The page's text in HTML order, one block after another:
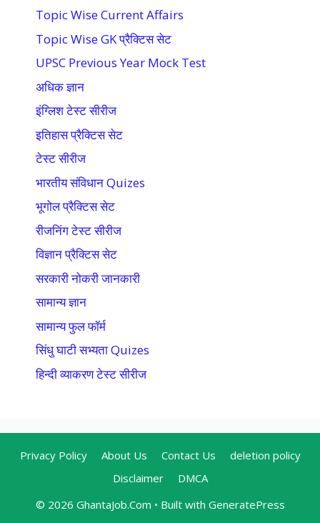
Topic Wise Current Affairs
Topic Wise GK प्रैक्टिस सेट
UPSC Previous Year Mock Test
अधिक ज्ञान
इंग्लिश टेस्ट सीरीज
इतिहास प्रैक्टिस सेट
टेस्ट सीरीज
भारतीय संविधान Quizes
भूगोल प्रैक्टिस सेट
रीजनिंग टेस्ट सीरीज
विज्ञान प्रैक्टिस सेट
सरकारी नोकरी जानकारी
सामान्य ज्ञान
सामान्य फुल फॉर्म
सिंधु घाटी सभ्यता Quizes
हिन्दी व्याकरण टेस्ट सीरीज
Privacy Policy About Us Contact Us
deletion policy
Disclaimer
DMCA
© 2026 GhantaJob.Com • Built with GeneratePress